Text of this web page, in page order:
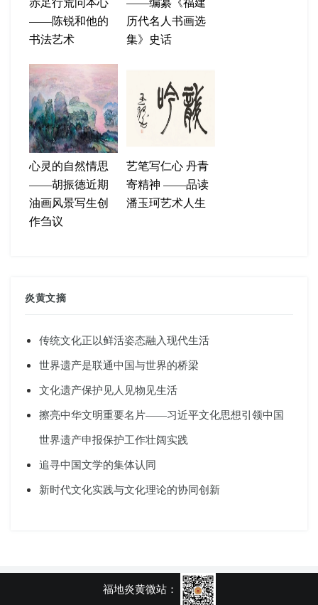
——陈锐和他的
书法艺术
历代名人书画选
集》史话
心灵的自然情思
——胡振德近期
油画风景写生创
作刍议
艺笔写仁心 丹青
寄精神 ——品读
潘玉珂艺术人生
炎黄文摘
传统文化正以鲜活姿态融入现代生活
世界遗产是联通中国与世界的桥梁
文化遗产保护见人见物见生活
擦亮中华文明重要名片——习近平文化思想引领中国
世界遗产申报保护工作壮阔实践
追寻中国文学的集体认同
新时代文化实践与文化理论的协同创新
福地炎黄微站：